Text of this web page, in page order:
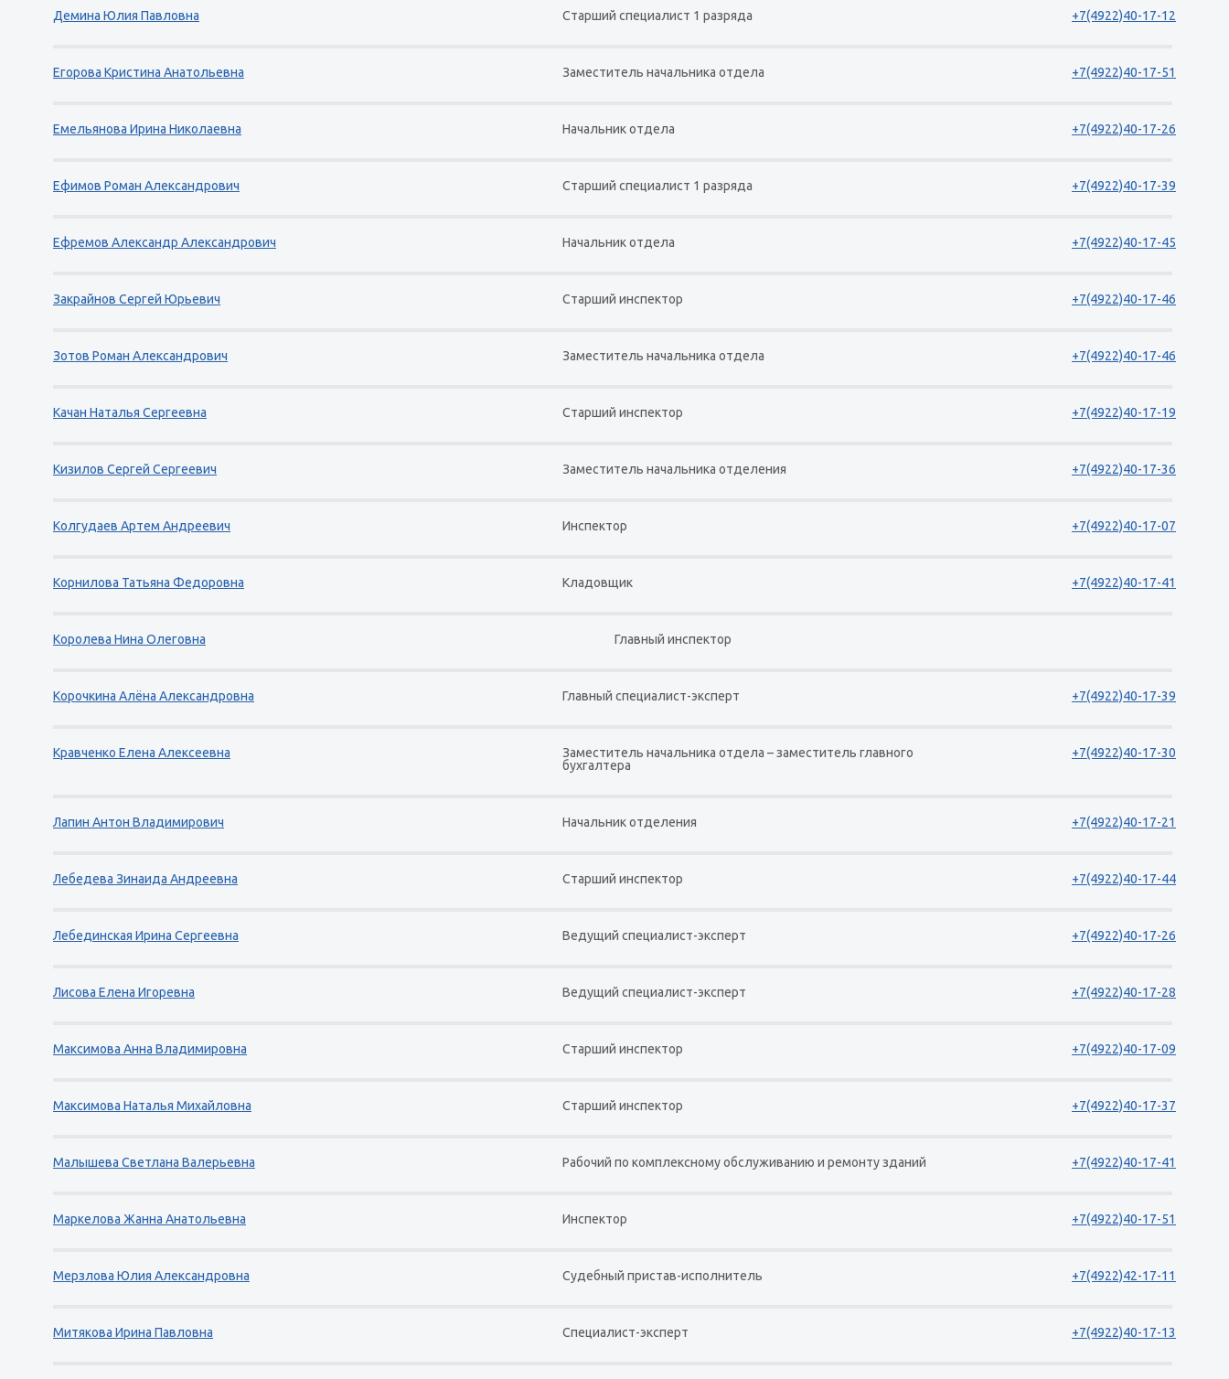
Демина Юлия Павловна Старший специалист 1 разряда +7(4922)40-17-12
Егорова Кристина Анатольевна Заместитель начальника отдела +7(4922)40-17-51
Емельянова Ирина Николаевна Начальник отдела +7(4922)40-17-26
Ефимов Роман Александрович Старший специалист 1 разряда +7(4922)40-17-39
Ефремов Александр Александрович Начальник отдела +7(4922)40-17-45
Закрайнов Сергей Юрьевич Старший инспектор +7(4922)40-17-46
Зотов Роман Александрович Заместитель начальника отдела +7(4922)40-17-46
Качан Наталья Сергеевна Старший инспектор +7(4922)40-17-19
Кизилов Сергей Сергеевич Заместитель начальника отделения +7(4922)40-17-36
Колгудаев Артем Андреевич Инспектор +7(4922)40-17-07
Корнилова Татьяна Федоровна Кладовщик +7(4922)40-17-41
Королева Нина Олеговна Главный инспектор
Корочкина Алёна Александровна Главный специалист-эксперт +7(4922)40-17-39
Кравченко Елена Алексеевна
Заместитель начальника отдела – заместитель главного
бухгалтера
+7(4922)40-17-30
Лапин Антон Владимирович Начальник отделения +7(4922)40-17-21
Лебедева Зинаида Андреевна Старший инспектор +7(4922)40-17-44
Лебединская Ирина Сергеевна Ведущий специалист-эксперт +7(4922)40-17-26
Лисова Елена Игоревна Ведущий специалист-эксперт +7(4922)40-17-28
Максимова Анна Владимировна Старший инспектор +7(4922)40-17-09
Максимова Наталья Михайловна Старший инспектор +7(4922)40-17-37
Малышева Светлана Валерьевна Рабочий по комплексному обслуживанию и ремонту зданий +7(4922)40-17-41
Маркелова Жанна Анатольевна Инспектор +7(4922)40-17-51
Мерзлова Юлия Александровна Судебный пристав-исполнитель +7(4922)42-17-11
Митякова Ирина Павловна Специалист-эксперт +7(4922)40-17-13